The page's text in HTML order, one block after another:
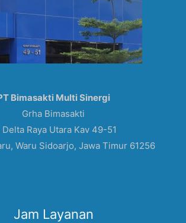
Bimasakti Multi Sinergi
Grha Bimasakti
Delta Raya Utara Kav 49-51
Waru Sidoarjo, Jawa Timur 61256
Jam Layanan